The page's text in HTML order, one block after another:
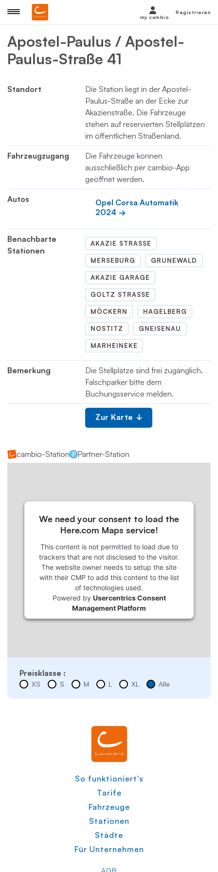
Apostel-Paulus / Apostel-
Paulus-Straße 41
Standort
Die Station liegt in der Apostel-
Paulus-Straße an der Ecke zur
Akazienstraße. Die Fahrzeuge
stehen auf reservierten Stellplätzen
im öffentlichen Straßenland.
Fahrzeugzugang
Die Fahrzeuge können
ausschließlich per cambio-App
geöffnet werden.
Autos
Opel Corsa Automatik
2024
Benachbarte
Stationen
AKAZIE STRASSE
MERSEBURG GRUNEWALD
AKAZIE GARAGE
GOLTZ STRASSE
MÖCKERN HAGELBERG
NOSTITZ GNEISENAU
MARHEINEKE
Bemerkung
Die Stellplätze sind frei zugänglich.
Falschparker bitte dem
Buchungsservice melden.
Zur Karte
cambio-Station Partner-Station
We need your consent to load the
Here.com Maps service!
This content is not permitted to load due to
trackers that are not disclosed to the visitor.
The website owner needs to setup the site
with their CMP to add this content to the list
of technologies used.
Powered by Usercentrics Consent
Management Platform
Preisklasse :
XS S M L XL Alle
So funktioniert's
Tarife
Fahrzeuge
Stationen
Städte
Für Unternehmen
AGB
my cambio
Registrieren